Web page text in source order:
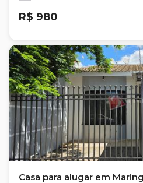
R$ 980
Casa para alugar em